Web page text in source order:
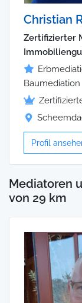
Christian
Zertifizierter
Baumediation
Profil
Mediatoren
von 29 km